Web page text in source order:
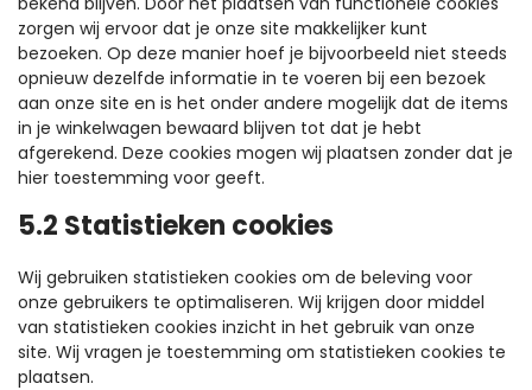
zorgen wij ervoor dat je onze site makkelijker kunt
bezoeken. Op deze manier hoef je bijvoorbeeld niet steeds
opnieuw dezelfde informatie in te voeren bij een bezoek
aan onze site en is het onder andere mogelijk dat de items
in je winkelwagen bewaard blijven tot dat je hebt
afgerekend. Deze cookies mogen wij plaatsen zonder dat je
hier toestemming voor geeft.
5.2 Statistieken cookies
Wij gebruiken statistieken cookies om de beleving voor
onze gebruikers te optimaliseren. Wij krijgen door middel
van statistieken cookies inzicht in het gebruik van onze
site. Wij vragen je toestemming om statistieken cookies te
plaatsen.